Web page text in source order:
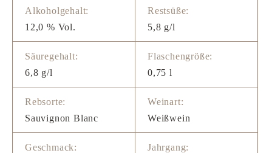
Alkoholgehalt:
12,0 % Vol.
Restsüße:
5,8 g/l
Säuregehalt:
6,8 g/l
Flaschengröße:
0,75 l
Rebsorte:
Sauvignon Blanc
Weinart:
Weißwein
Geschmack:
Jahrgang: